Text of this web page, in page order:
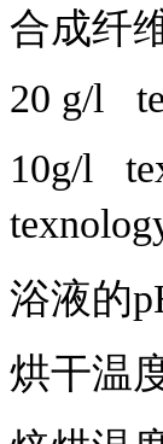
合成纤
20 g/l
10g/l
浴液的
烘干温